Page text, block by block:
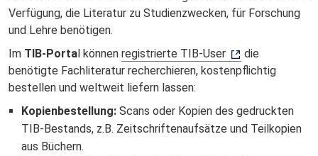
Verfügung, die Literatur zu Studienzwecken, für Forschung
und Lehre benötigen.
Im TIB-Portal können registrierte TIB-User
die
benötigte Fachliteratur recherchieren, kostenpflichtig
bestellen und weltweit liefern lassen:
Kopienbestellung:Scans oder Kopien des gedruckten
TIB-Bestands, z.B. Zeitschriftenaufsätze und Teilkopien
aus Büchern.